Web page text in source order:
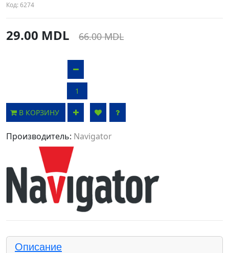
Код:6274
29.00 MDL 66.00 MDL
В КОРЗИНУ
Производитель: Navigator
Описание